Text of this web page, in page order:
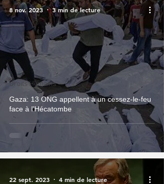
Gaza: 13 ONG appellent à un cessez-le-feu
face à l’Hécatombe
Droits Humains
8 nov. 2023 3 min de lecture
22 sept. 2023 4 min de lecture